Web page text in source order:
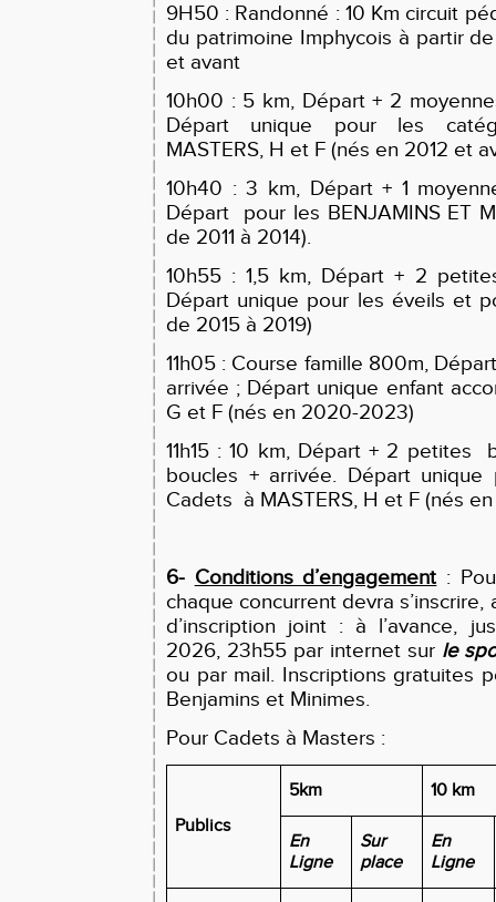
9H50 : Randonné : 10 Km circuit
du patrimoine Imphycois à partir
et avant
10h00 : 5 km, Départ + 2
Départ unique pour les
MASTERS, H et F (nés en 2012 et
10h40 : 3 km, Départ + 1
Départ pour les BENJAMINS ET
de 2011 à 2014).
10h55 : 1,5 km, Départ + 2
Départ unique pour les éveils et
de 2015 à 2019)
11h05 : Course famille 800m,
arrivée ; Départ unique enfant
G et F (nés en 2020-2023)
11h15 : 10 km, Départ + 2 petites
boucles + arrivée. Départ
Cadets à MASTERS, H et F (nés
6- Conditions d’engagement :
chaque concurrent devra
d’inscription joint : à l’avance,
2026, 23h55 par internet sur le
ou par mail. Inscriptions gratuites
Benjamins et Minimes.
Pour Cadets à Masters :
Publics
5km 10 km
En
Ligne
Sur
place
En
Ligne